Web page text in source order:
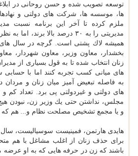
توسعه تصویب شده و حسن روحانی در
ها، موسسه ها، شركت های دولتی و
ملزم كرده تا آخر این برنامه نسبت
مدیریتی را به ۳۰ درصد بالا
همیشه لاك پشتی است. گرچه در سال های
بخشدار، معاون وزیر، معاون شهردار،
زنان انتخاب شده تا به قول بسیاری از
های میانی كسب تجربه كنند اما با
به فاصله تبعیض آمیز میان زنان و مردان
های دولتی و غیردولتی پی برد. تعداد كم و
مجلس، نداشتن حتی یك وزیر زن، نبودن
و یا مجمع تشخیص مصلحت نظام و... هم كه
هایدی هارتمن، فمینیست سوسیالیست، سال
برای حذف زنان از اغلب مشاغل با هم
باشند كه زن در حرفه هایی كه به او